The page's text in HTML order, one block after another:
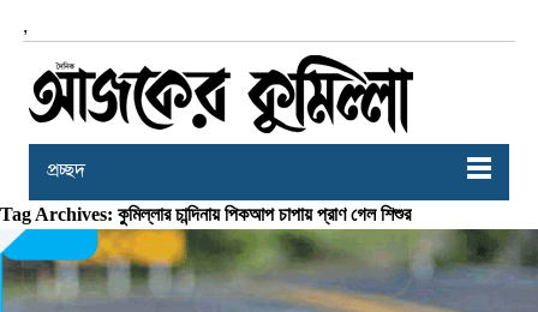
,
প্রচ্ছদ
Tag Archives: কুমিল্লার চান্দিনায় পিকআপ চাপায় প্রাণ গেল শিশুর